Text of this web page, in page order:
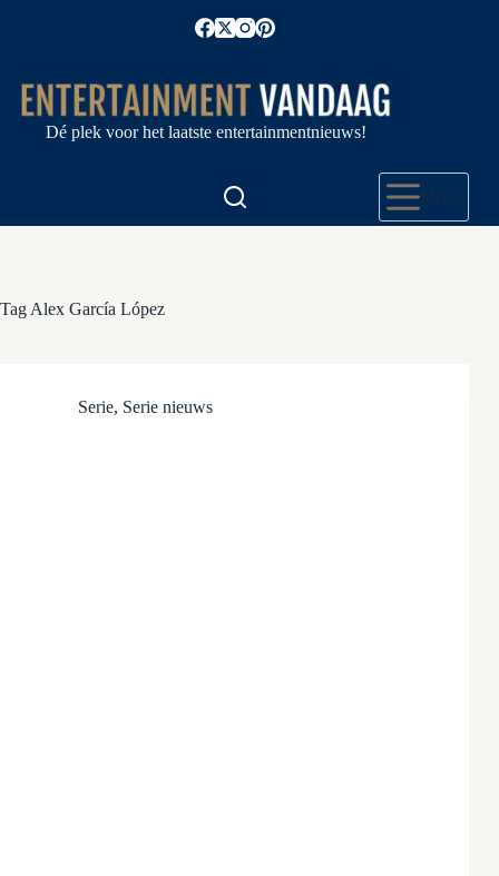
Dé plek voor het laatste entertainmentnieuws!
Menu
Tag Alex García López
Serie, Serie nieuws